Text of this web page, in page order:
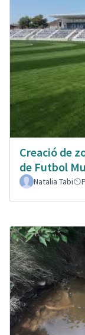
Creació de
de Futbol
Natalia Tabi